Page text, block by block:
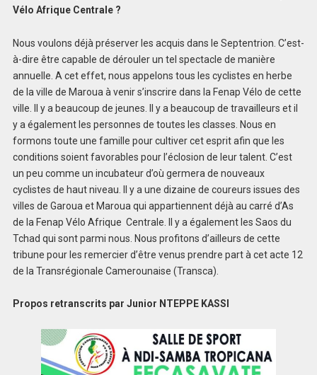
Vélo Afrique Centrale ?
Nous voulons déjà préserver les acquis dans le Septentrion. C’est-
à-dire être capable de dérouler un tel spectacle de manière
annuelle. A cet effet, nous appelons tous les cyclistes en herbe
de la ville de Maroua à venir s’inscrire dans la Fenap Vélo de cette
ville. Il y a beaucoup de jeunes. Il y a beaucoup de travailleurs et il
y a également les personnes de toutes les classes. Nous en
formons toute une famille pour cultiver cet esprit afin que les
conditions soient favorables pour l’éclosion de leur talent. C’est
un peu comme un incubateur d’où germera de nouveaux
cyclistes de haut niveau. Il y a une dizaine de coureurs issues des
villes de Garoua et Maroua qui appartiennent déjà au carré d’As
de la Fenap Vélo Afrique Centrale. Il y a également les Saos du
Tchad qui sont parmi nous. Nous profitons d’ailleurs de cette
tribune pour les remercier d’être venus prendre part à cet acte 12
de la Transrégionale Camerounaise (Transca).
Propos retranscrits par Junior NTEPPE KASSI